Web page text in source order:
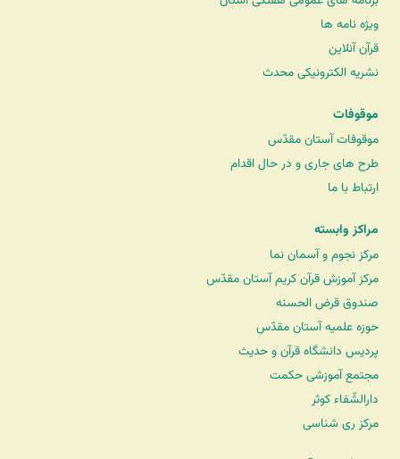
ویژه نامه ها
قرآن آنلاین
نشریه الکترونیکی محدث
موقوفات
موقوفات آستان مقدّس
طرح های جاری و در حال اقدام
ارتباط با ما
مراکز وابسته
مرکز نجوم و آسمان نما
مرکز آموزش قرآن کریم آستان مقدّس
صندوق قرض الحسنه
حوزه علمیه آستان مقدّس
پردیس دانشگاه قرآن و حدیث
مجتمع آموزشی حکمت
دارالشّفاء کوثر
مرکز ری شناسی